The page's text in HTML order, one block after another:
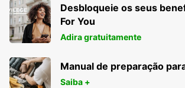
Desbloqueie os seus
For You
Adira gratuitamente
Manual de preparação
Saiba +